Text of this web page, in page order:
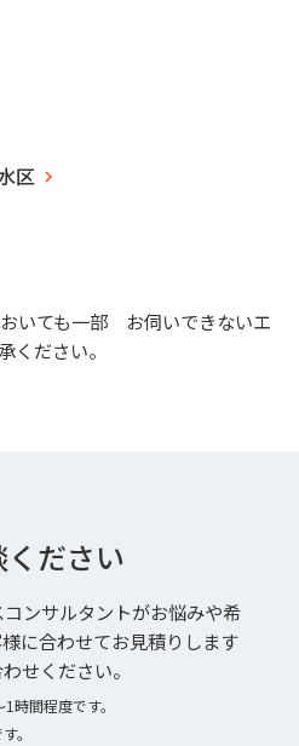
区
いても一部 お伺いできないエ
ください。
ださい
ンサルタントがお悩みや希
に合わせてお見積りします
せください。
時間程度です。
。